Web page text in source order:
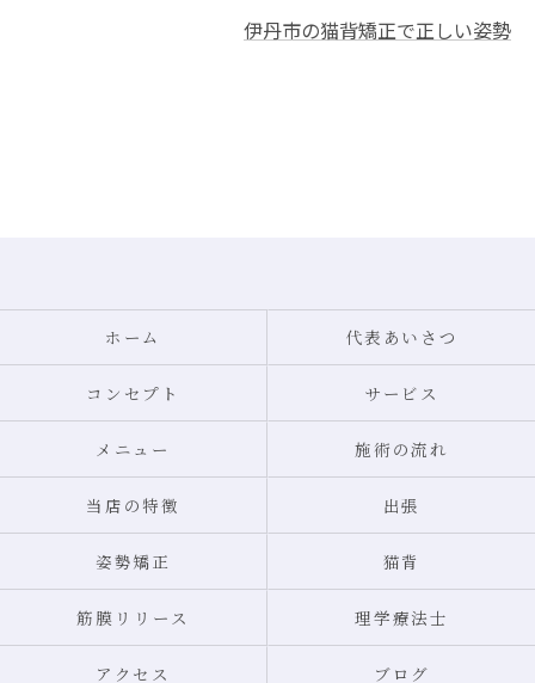
伊丹市の猫背矯正で正しい姿勢
ホーム 代表あいさつ
コンセプト サービス
メニュー 施術の流れ
当店の特徴 出張
姿勢矯正 猫背
筋膜リリース 理学療法士
アクセス ブログ